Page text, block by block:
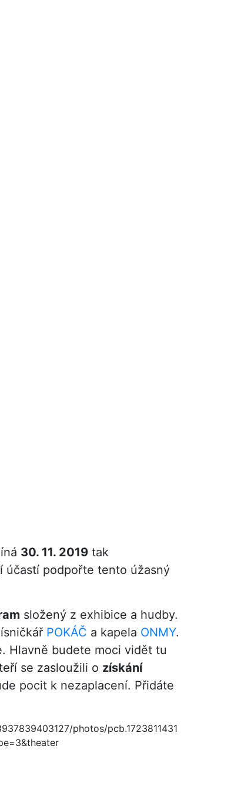
30. 11. 2019 tak
účastí podpořte tento úžasný
složený z exhibice a hudby.
POKÁČ a kapela ONMY.
Hlavně budete moci vidět tu
se zasloužili o získání
pocit k nezaplacení. Přidáte
photos/pcb.1723811431